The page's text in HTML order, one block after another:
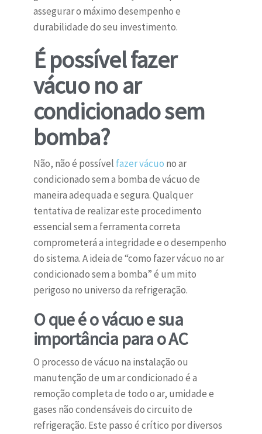
assegurar o máximo desempenho e
durabilidade do seu investimento.
É possível fazer
vácuo no ar
condicionado sem
bomba?
Não, não é possível fazer vácuo no ar
condicionado sem a bomba de vácuo de
maneira adequada e segura. Qualquer
tentativa de realizar este procedimento
essencial sem a ferramenta correta
comprometerá a integridade e o desempenho
do sistema. A ideia de “como fazer vácuo no ar
condicionado sem a bomba” é um mito
perigoso no universo da refrigeração.
O que é o vácuo e sua
importância para o AC
O processo de vácuo na instalação ou
manutenção de um ar condicionado é a
remoção completa de todo o ar, umidade e
gases não condensáveis do circuito de
refrigeração. Este passo é crítico por diversos